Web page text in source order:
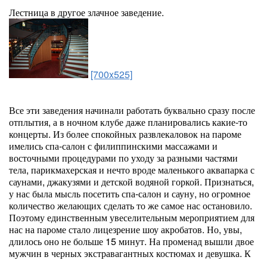
Лестница в другое злачное заведение.
[700x525]
Все эти заведения начинали работать буквально сразу после
отплытия, а в ночном клубе даже планировались какие-то
концерты. Из более спокойных развлекаловок на пароме
имелись спа-салон с филиппинскими массажами и
восточными процедурами по уходу за разными частями
тела, парикмахерская и нечто вроде маленького аквапарка с
саунами, джакузями и детской водяной горкой. Признаться,
у нас была мысль посетить спа-салон и сауну, но огромное
количество желающих сделать то же самое нас остановило.
Поэтому единственным увеселительным мероприятием для
нас на пароме стало лицезрение шоу акробатов. Но, увы,
длилось оно не больше 15 минут. На променад вышли двое
мужчин в черных экстравагантных костюмах и девушка. К